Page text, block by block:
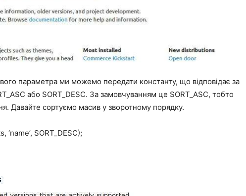
параметра ми можемо передати константу, що відповідає за
або SORT_DESC. За замовчуванням це SORT_ASC, тобто
Давайте сортуємо масив у зворотному порядку.
SORT_DESC);